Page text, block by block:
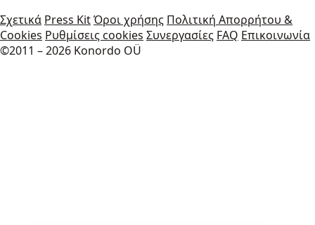
Σχετικά Press KitΌροι χρήσης Πολιτική Απορρήτου &
Cookies Ρυθμίσεις cookies Συνεργασίες FAQ Επικοινωνία
©2011 – 2026 Konordo OÜ